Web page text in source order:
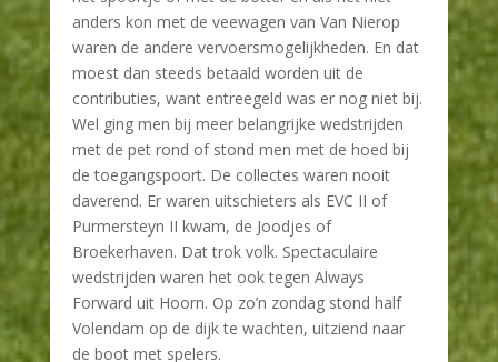
anders kon met de veewagen van Van Nierop
waren de andere vervoersmogelijkheden. En dat
moest dan steeds betaald worden uit de
contributies, want entreegeld was er nog niet bij.
Wel ging men bij meer belangrijke wedstrijden
met de pet rond of stond men met de hoed bij
de toegangspoort. De collectes waren nooit
daverend. Er waren uitschieters als EVC II of
Purmersteyn II kwam, de Joodjes of
Broekerhaven. Dat trok volk. Spectaculaire
wedstrijden waren het ook tegen Always
Forward uit Hoorn. Op zo’n zondag stond half
Volendam op de dijk te wachten, uitziend naar
de boot met spelers.